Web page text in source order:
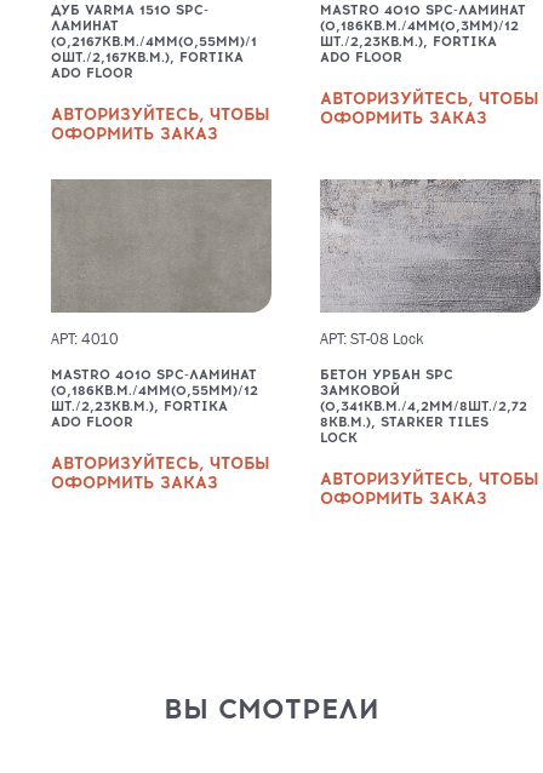
ДУБ VARMA 1510 SPC-
ЛАМИНАТ
(0,2167КВ.М./4ММ(0,55ММ)/1
0ШТ./2,167КВ.М.), FORTIKA
ADO FLOOR
АВТОРИЗУЙТЕСЬ, ЧТОБЫ
ОФОРМИТЬ ЗАКАЗ
MASTRO 4010 SPC-ЛАМИНАТ
(0,186КВ.М./4ММ(0,3ММ)/12
ШТ./2,23КВ.М.), FORTIKA
ADO FLOOR
АВТОРИЗУЙТЕСЬ, ЧТОБЫ
ОФОРМИТЬ ЗАКАЗ
АРТ: 4010
MASTRO 4010 SPC-ЛАМИНАТ
(0,186КВ.М./4ММ(0,55ММ)/12
ШТ./2,23КВ.М.), FORTIKA
ADO FLOOR
АВТОРИЗУЙТЕСЬ, ЧТОБЫ
ОФОРМИТЬ ЗАКАЗ
АРТ: ST-08 Lock
БЕТОН УРБАН SPC
ЗАМКОВОЙ
(0,341КВ.М./4,2ММ/8ШТ./2,72
8КВ.М.), STARKER TILES
LOCK
АВТОРИЗУЙТЕСЬ, ЧТОБЫ
ОФОРМИТЬ ЗАКАЗ
ВЫ СМОТРЕЛИ